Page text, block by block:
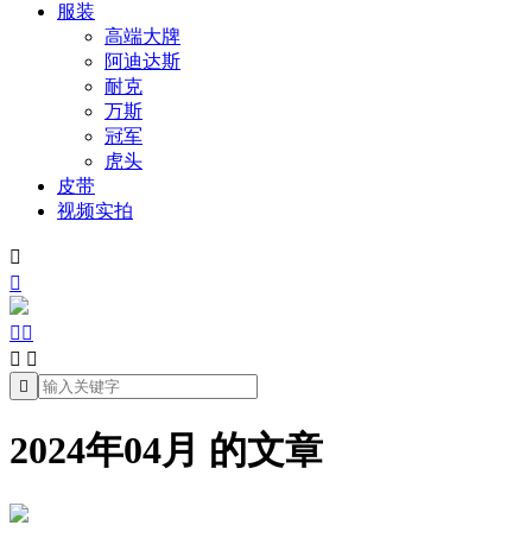
服装
高端大牌
阿迪达斯
耐克
万斯
冠军
虎头
皮带
视频实拍


 
 

2024年04月 的文章